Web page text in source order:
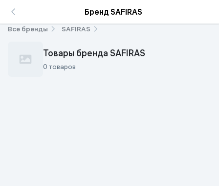
Бренд SAFIRAS
Все бренды SAFIRAS
Товары бренда SAFIRAS
0 товаров